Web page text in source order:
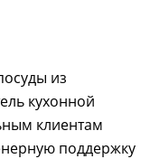
из
кухонной
клиентам
поддержку